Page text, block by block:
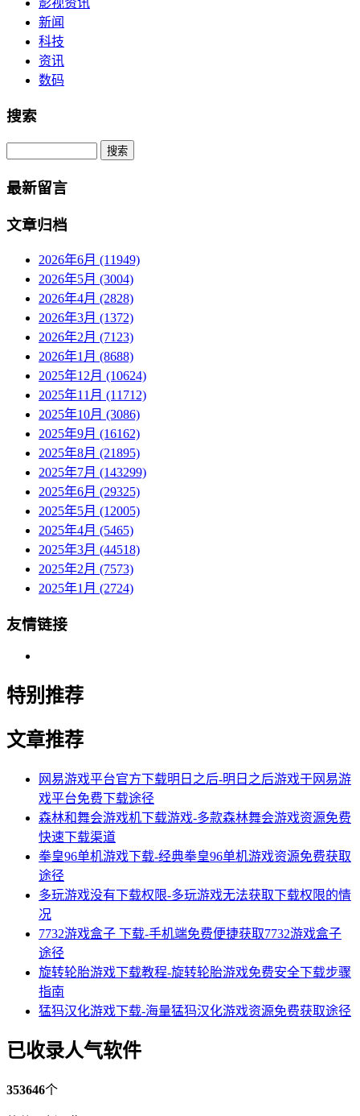
新闻
科技
资讯
数码
搜索
Search
最新留言
文章归档
2026年6月 (11949)
2026年5月 (3004)
2026年4月 (2828)
2026年3月 (1372)
2026年2月 (7123)
2026年1月 (8688)
2025年12月 (10624)
2025年11月 (11712)
2025年10月 (3086)
2025年9月 (16162)
2025年8月 (21895)
2025年7月 (143299)
2025年6月 (29325)
2025年5月 (12005)
2025年4月 (5465)
2025年3月 (44518)
2025年2月 (7573)
2025年1月 (2724)
友情链接
特别推荐
文章推荐
网易游戏平台官方下载明日之后-明日之后游戏于网易游
戏平台免费下载途径
森林和舞会游戏机下载游戏-多款森林舞会游戏资源免费
快速下载渠道
拳皇96单机游戏下载-经典拳皇96单机游戏资源免费获取
途径
多玩游戏没有下载权限-多玩游戏无法获取下载权限的情
况
7732游戏盒子 下载-手机端免费便捷获取7732游戏盒子
途径
旋转轮胎游戏下载教程-旋转轮胎游戏免费安全下载步骤
指南
猛犸汉化游戏下载-海量猛犸汉化游戏资源免费获取途径
已收录人气软件
353646个